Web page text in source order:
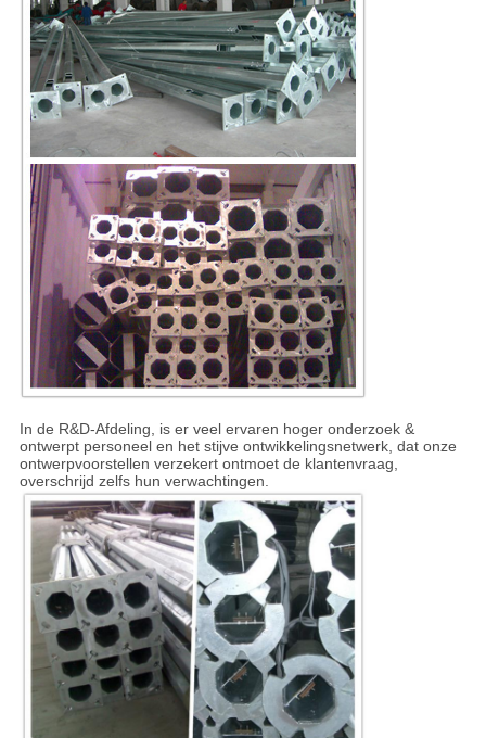
In de R&D-Afdeling, is er veel ervaren hoger onderzoek &
ontwerpt personeel en het stijve ontwikkelingsnetwerk, dat onze
ontwerpvoorstellen verzekert ontmoet de klantenvraag,
overschrijd zelfs hun verwachtingen.